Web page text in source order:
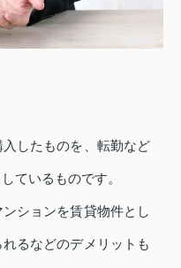
したものを、転勤など
ているものです。
ションを賃貸物件とし
るなどのデメリットも